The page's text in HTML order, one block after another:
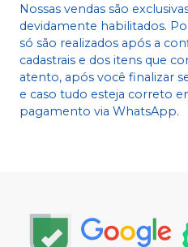
Nossas vendas são
devidamente habilitados.
só são realizados após a
cadastrais e dos itens que
atento, após você finalizar
e caso tudo esteja correto
pagamento via WhatsApp.